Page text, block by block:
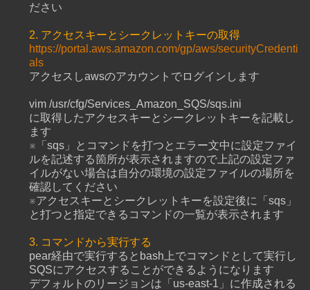
ださい
2. アクセスキーとシークレットキーの取得
https://portal.aws.amazon.com/gp/aws/securityCredenti
als
アクセスしawsのアカウントでログインします
vim /usr/cfg/Services_Amazon_SQS/sqs.ini
に取得したアクセスキーとシークレットキーを記載し
ます
※「sqs」とコマンドを打つとエラー文中に設定ファイ
ルを記述する箇所が表示されますので上記の設定ファ
イルがない場合は自分の環境の設定ファイルの場所を
確認してください
※アクセスキーとシークレットキーを設定後に「sqs」
と打つと指定できるコマンドの一覧が表示されます
3. コマンドから実行する
pear経由で実行するとbash上でコマンドとして実行し
SQSにアクセスすることができるようになります
デフォルトのリージョンは「us-east-1」に作成される